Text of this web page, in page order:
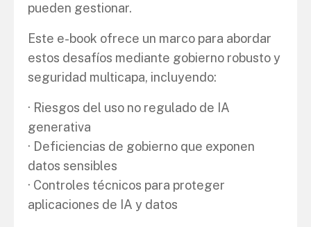
pueden gestionar.
Este e-book ofrece un marco para abordar
estos desafíos mediante gobierno robusto y
seguridad multicapa, incluyendo:
· Riesgos del uso no regulado de IA
generativa
· Deficiencias de gobierno que exponen
datos sensibles
· Controles técnicos para proteger
aplicaciones de IA y datos